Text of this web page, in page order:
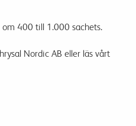
om 400 till 1.000 sachets.
Nordic AB eller läs vårt